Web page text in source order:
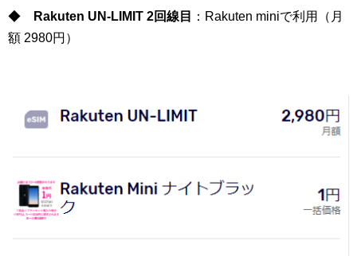
◆ Rakuten UN-LIMIT 2回線目
：Rakuten miniで利用（月
額 2980円）